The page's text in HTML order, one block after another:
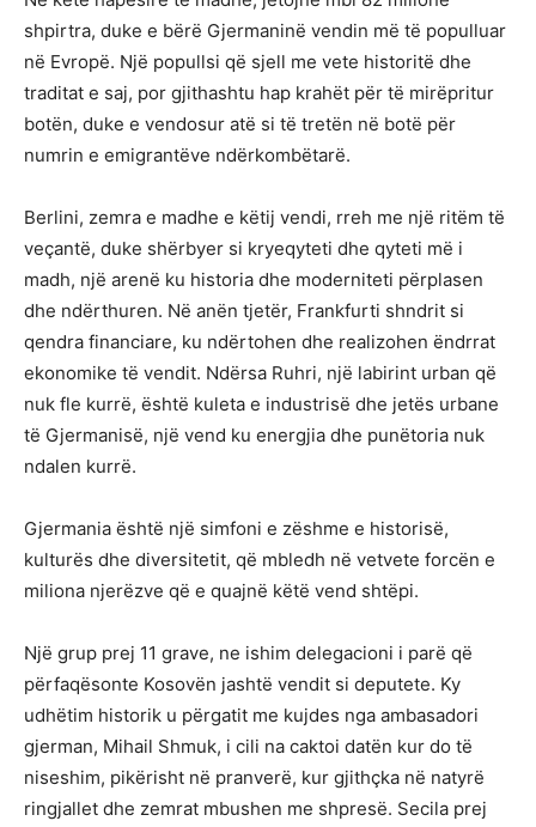
shpirtra, duke e bërë Gjermaninë vendin më të populluar
në Evropë. Një popullsi që sjell me vete historitë dhe
traditat e saj, por gjithashtu hap krahët për të mirëpritur
botën, duke e vendosur atë si të tretën në botë për
numrin e emigrantëve ndërkombëtarë.
Berlini, zemra e madhe e këtij vendi, rreh me një ritëm të
veçantë, duke shërbyer si kryeqyteti dhe qyteti më i
madh, një arenë ku historia dhe moderniteti përplasen
dhe ndërthuren. Në anën tjetër, Frankfurti shndrit si
qendra financiare, ku ndërtohen dhe realizohen ëndrrat
ekonomike të vendit. Ndërsa Ruhri, një labirint urban që
nuk fle kurrë, është kuleta e industrisë dhe jetës urbane
të Gjermanisë, një vend ku energjia dhe punëtoria nuk
ndalen kurrë.
Gjermania është një simfoni e zëshme e historisë,
kulturës dhe diversitetit, që mbledh në vetvete forcën e
miliona njerëzve që e quajnë këtë vend shtëpi.
Një grup prej 11 grave, ne ishim delegacioni i parë që
përfaqësonte Kosovën jashtë vendit si deputete. Ky
udhëtim historik u përgatit me kujdes nga ambasadori
gjerman, Mihail Shmuk, i cili na caktoi datën kur do të
niseshim, pikërisht në pranverë, kur gjithçka në natyrë
ringjallet dhe zemrat mbushen me shpresë. Secila prej